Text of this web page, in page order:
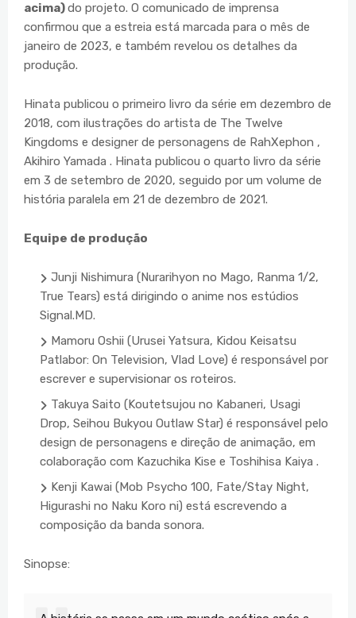
acima)do projeto. O comunicado de imprensa
confirmou que a estreia está marcada para o mês de
janeiro de 2023, e também revelou os detalhes da
produção.
Hinata publicou o primeiro livro da série em dezembro de
2018, com ilustrações do artista de The Twelve
Kingdoms e designer de personagens de RahXephon ,
Akihiro Yamada . Hinata publicou o quarto livro da série
em 3 de setembro de 2020, seguido por um volume de
história paralela em 21 de dezembro de 2021.
Equipe de produção
Junji Nishimura (Nurarihyon no Mago, Ranma 1/2,
True Tears) está dirigindo o anime nos estúdios
Signal.MD.
Mamoru Oshii (Urusei Yatsura, Kidou Keisatsu
Patlabor: On Television, Vlad Love) é responsável por
escrever e supervisionar os roteiros.
Takuya Saito (Koutetsujou no Kabaneri, Usagi
Drop, Seihou Bukyou Outlaw Star) é responsável pelo
design de personagens e direção de animação, em
colaboração com Kazuchika Kise e Toshihisa Kaiya .
Kenji Kawai (Mob Psycho 100, Fate/Stay Night,
Higurashi no Naku Koro ni) está escrevendo a
composição da banda sonora.
Sinopse: